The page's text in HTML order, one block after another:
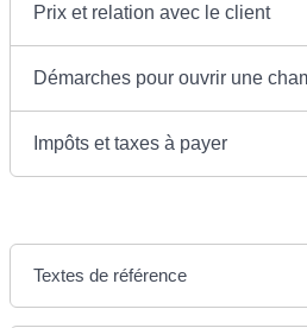
Prix et relation avec le client
Démarches pour ouvrir une
Impôts et taxes à payer
Textes de référence